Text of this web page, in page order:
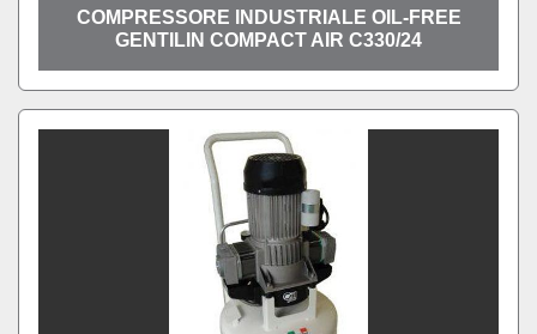
COMPRESSORE INDUSTRIALE OIL-FREE
GENTILIN COMPACT AIR C330/24